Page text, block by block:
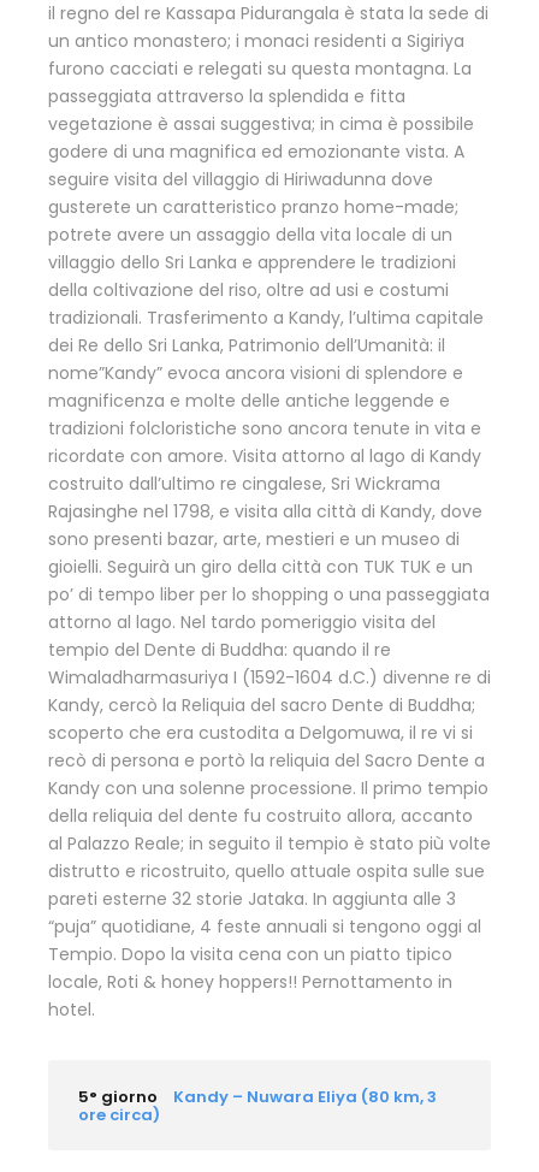
il regno del re Kassapa Pidurangala è stata la sede di
un antico monastero; i monaci residenti a Sigiriya
furono cacciati e relegati su questa montagna. La
passeggiata attraverso la splendida e fitta
vegetazione è assai suggestiva; in cima è possibile
godere di una magnifica ed emozionante vista. A
seguire visita del villaggio di Hiriwadunna dove
gusterete un caratteristico pranzo home-made;
potrete avere un assaggio della vita locale di un
villaggio dello Sri Lanka e apprendere le tradizioni
della coltivazione del riso, oltre ad usi e costumi
tradizionali. Trasferimento a Kandy, l’ultima capitale
dei Re dello Sri Lanka, Patrimonio dell’Umanità: il
nome”Kandy” evoca ancora visioni di splendore e
magnificenza e molte delle antiche leggende e
tradizioni folcloristiche sono ancora tenute in vita e
ricordate con amore. Visita attorno al lago di Kandy
costruito dall’ultimo re cingalese, Sri Wickrama
Rajasinghe nel 1798, e visita alla città di Kandy, dove
sono presenti bazar, arte, mestieri e un museo di
gioielli. Seguirà un giro della città con TUK TUK e un
po’ di tempo liber per lo shopping o una passeggiata
attorno al lago. Nel tardo pomeriggio visita del
tempio del Dente di Buddha: quando il re
Wimaladharmasuriya I (1592-1604 d.C.) divenne re di
Kandy, cercò la Reliquia del sacro Dente di Buddha;
scoperto che era custodita a Delgomuwa, il re vi si
recò di persona e portò la reliquia del Sacro Dente a
Kandy con una solenne processione. Il primo tempio
della reliquia del dente fu costruito allora, accanto
al Palazzo Reale; in seguito il tempio è stato più volte
distrutto e ricostruito, quello attuale ospita sulle sue
pareti esterne 32 storie Jataka. In aggiunta alle 3
“puja” quotidiane, 4 feste annuali si tengono oggi al
Tempio. Dopo la visita cena con un piatto tipico
locale, Roti & honey hoppers!! Pernottamento in
hotel.
5° giorno Kandy – Nuwara Eliya (80 km, 3
ore circa)